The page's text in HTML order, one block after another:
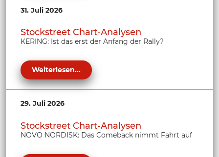
31. Juli 2026
Stockstreet Chart-Analysen
KERING: Ist das erst der Anfang der Rally?
Weiterlesen...
29. Juli 2026
Stockstreet Chart-Analysen
NOVO NORDISK: Das Comeback nimmt Fahrt auf